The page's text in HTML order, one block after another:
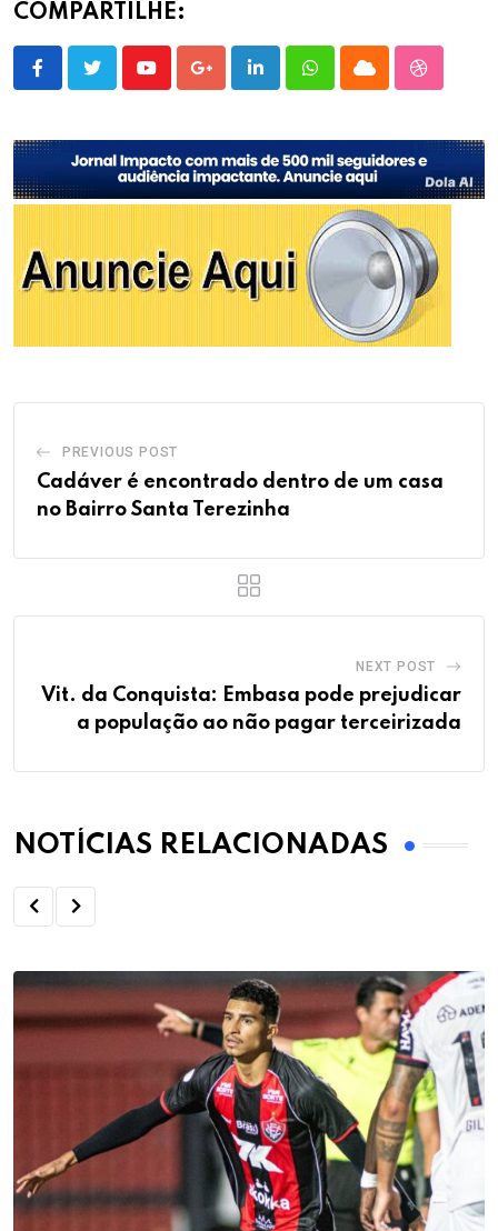
COMPARTILHE:
YoutubeGoogle+LinkedInWhatsappCloud
PREVIOUS POST
Cadáver é encontrado dentro de um casa
no Bairro Santa Terezinha
NEXT POST
Vit. da Conquista: Embasa pode prejudicar
a população ao não pagar terceirizada
NOTÍCIAS RELACIONADAS